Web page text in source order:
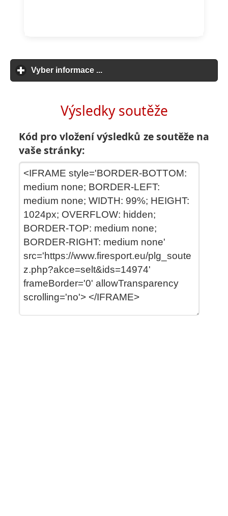
Vyber informace ...click to expand contents
Výsledky soutěže
Kód pro vložení výsledků ze soutěže na
vaše stránky: